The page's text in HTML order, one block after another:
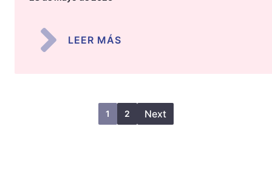
LEER MÁS
1 2 Next